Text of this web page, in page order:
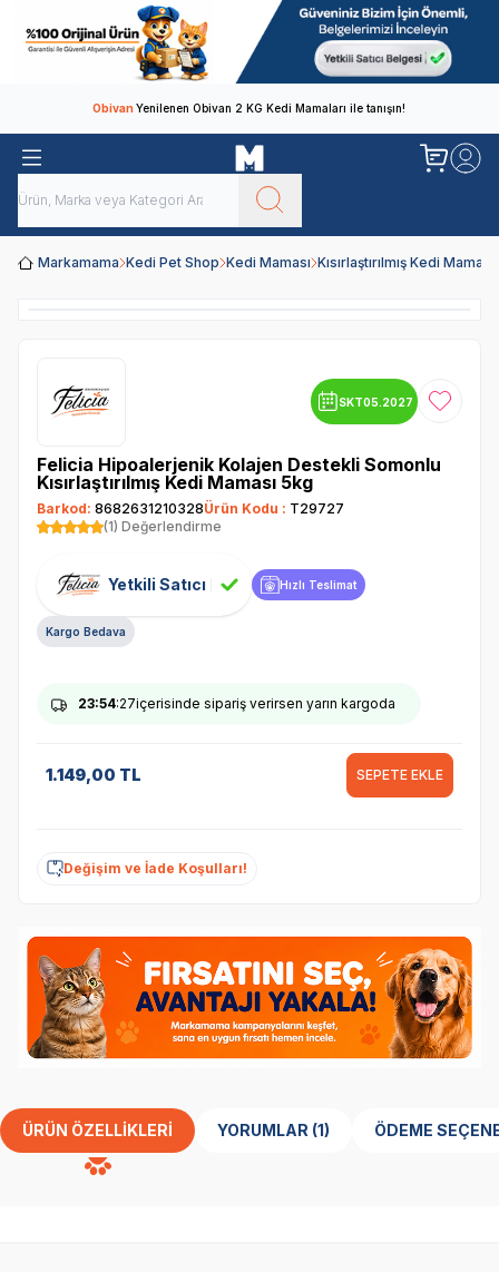
ObivanYenilenen Obivan 2 KG Kedi Mamaları ile tanışın!
Markamama Kedi Pet Shop Kedi Maması Kısırlaştırılmış Kedi Maması
SKT05.2027 Favoriye
Felicia Hipoalerjenik Kolajen Destekli Somonlu
Kısırlaştırılmış Kedi Maması 5kg
Barkod: 8682631210328Ürün Kodu : T29727
(1) Değerlendirme
Yetkili Satıcı Hızlı Teslimat
Kargo Bedava
23:54:27içerisinde sipariş verirsen yarın kargoda
1.149,00 TL SEPETE EKLE
Değişim ve İade Koşulları!
ÜRÜN ÖZELLIKLERI YORUMLAR (1) ÖDEME